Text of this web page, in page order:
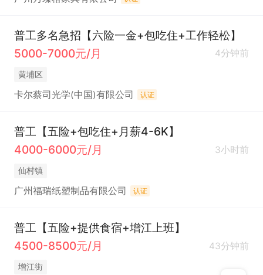
普工多名急招【六险一金+包吃住+工作轻松】
5000-7000元/月
4分钟前
黄埔区
卡尔蔡司光学(中国)有限公司 认证
普工【五险+包吃住+月薪4-6K】
4000-6000元/月
3小时前
仙村镇
广州福瑞纸塑制品有限公司 认证
普工【五险+提供食宿+增江上班】
4500-8500元/月
43分钟前
增江街